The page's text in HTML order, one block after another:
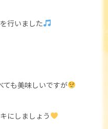
行いました
ても美味しいですが
にしましょう